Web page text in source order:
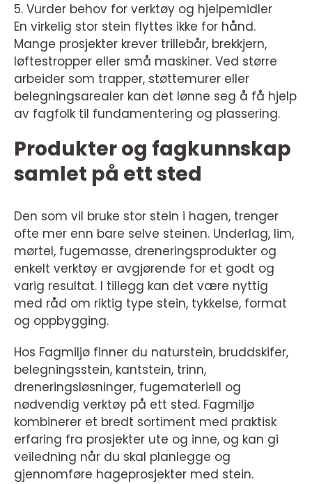
5. Vurder behov for verktøy og hjelpemidler
En virkelig stor stein flyttes ikke for hånd.
Mange prosjekter krever trillebår, brekkjern,
løftestropper eller små maskiner. Ved større
arbeider som trapper, støttemurer eller
belegningsarealer kan det lønne seg å få hjelp
av fagfolk til fundamentering og plassering.
Produkter og fagkunnskap
samlet på ett sted
Den som vil bruke stor stein i hagen, trenger
ofte mer enn bare selve steinen. Underlag, lim,
mørtel, fugemasse, dreneringsprodukter og
enkelt verktøy er avgjørende for et godt og
varig resultat. I tillegg kan det være nyttig
med råd om riktig type stein, tykkelse, format
og oppbygging.
Hos Fagmiljø finner du naturstein, bruddskifer,
belegningsstein, kantstein, trinn,
dreneringsløsninger, fugemateriell og
nødvendig verktøy på ett sted. Fagmiljø
kombinerer et bredt sortiment med praktisk
erfaring fra prosjekter ute og inne, og kan gi
veiledning når du skal planlegge og
gjennomføre hageprosjekter med stein.